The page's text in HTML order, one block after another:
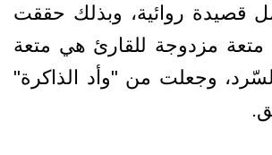
قصيدة روائية، وبذلك حققت
متعة مزدوجة للقارئ هي متعة
وجعلت من "وأد الذاكرة"